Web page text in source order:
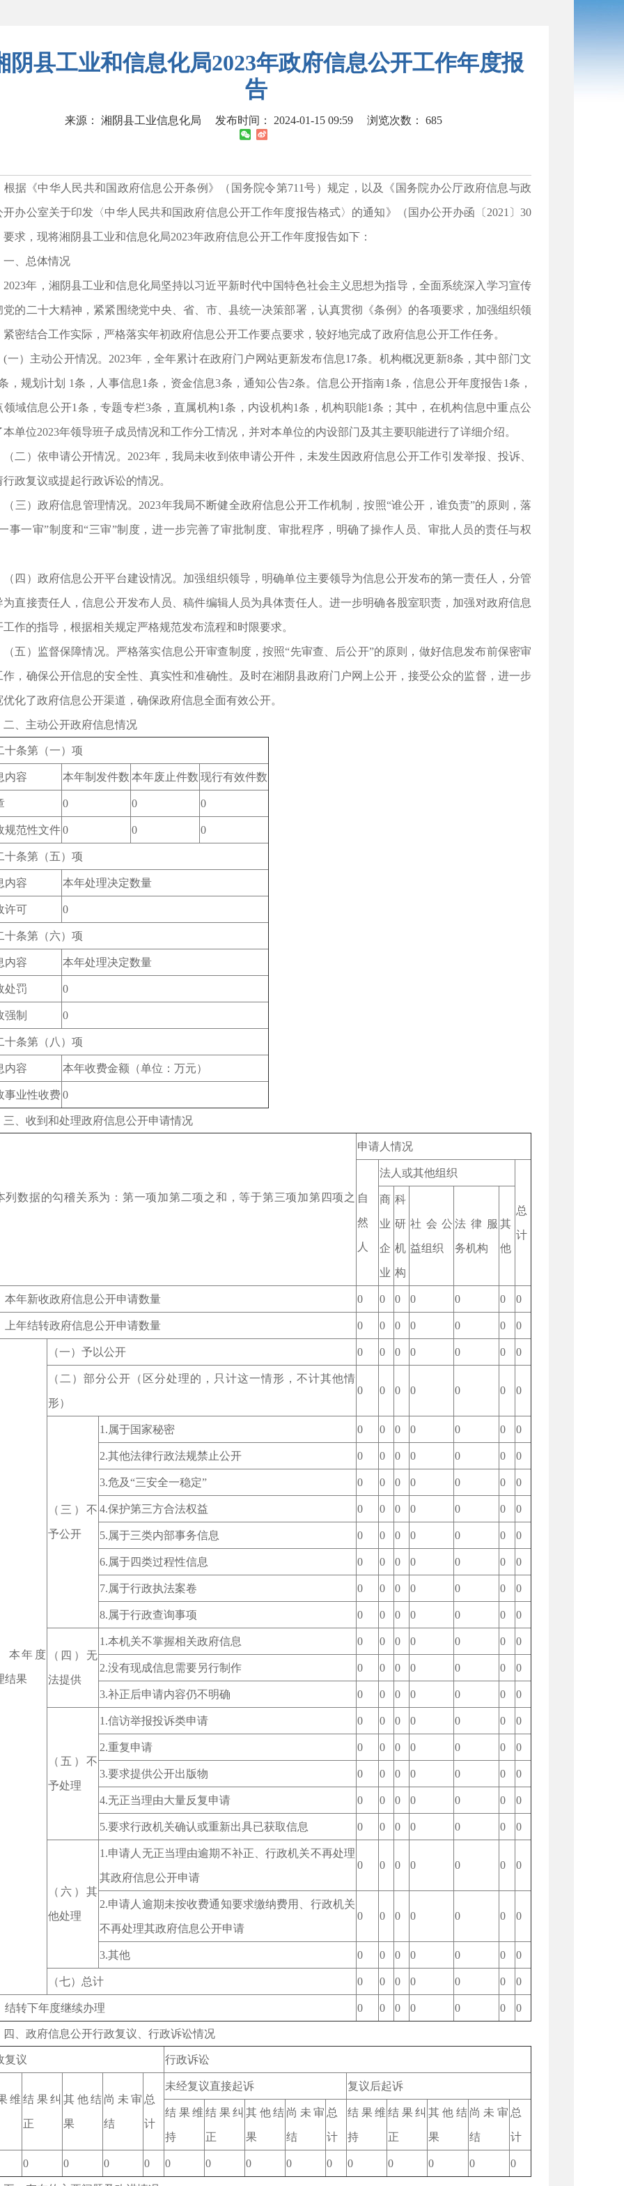
阴县工业和信息化局2023年政府信息公开工作年度报
告
来源： 湘阴县工业信息化局 发布时间： 2024-01-15 09:59 浏览次数： 685
《中华人民共和国政府信息公开条例》（国务院令第711号）规定，以及《国务院办公厅政府信息与政
开办公室关于印发〈中华人民共和国政府信息公开工作年度报告格式〉的通知》（国办公开办函〔2021〕30
要求，现将湘阴县工业和信息化局2023年政府信息公开工作年度报告如下：
总体情况
年，湘阴县工业和信息化局坚持以习近平新时代中国特色社会主义思想为指导，全面系统深入学习宣传
党的二十大精神，紧紧围绕党中央、省、市、县统一决策部署，认真贯彻《条例》的各项要求，加强组织领
紧密结合工作实际，严格落实年初政府信息公开工作要点要求，较好地完成了政府信息公开工作任务。
主动公开情况。2023年，全年累计在政府门户网站更新发布信息17条。机构概况更新8条，其中部门文
，规划计划 1条，人事信息1条，资金信息3条，通知公告2条。信息公开指南1条，信息公开年度报告1条，
领域信息公开1条，专题专栏3条，直属机构1条，内设机构1条，机构职能1条；其中，在机构信息中重点公
本单位2023年领导班子成员情况和工作分工情况，并对本单位的内设部门及其主要职能进行了详细介绍。
）依申请公开情况。2023年，我局未收到依申请公开件，未发生因政府信息公开工作引发举报、投诉、
行政复议或提起行政诉讼的情况。
）政府信息管理情况。2023年我局不断健全政府信息公开工作机制，按照“谁公开，谁负责”的原则，落
事一审”制度和“三审”制度，进一步完善了审批制度、审批程序，明确了操作人员、审批人员的责任与权
）政府信息公开平台建设情况。加强组织领导，明确单位主要领导为信息公开发布的第一责任人，分管
为直接责任人，信息公开发布人员、稿件编辑人员为具体责任人。进一步明确各股室职责，加强对政府信息
工作的指导，根据相关规定严格规范发布流程和时限要求。
）监督保障情况。严格落实信息公开审查制度，按照“先审查、后公开”的原则，做好信息发布前保密审
作，确保公开信息的安全性、真实性和准确性。及时在湘阴县政府门户网上公开，接受公众的监督，进一步
优化了政府信息公开渠道，确保政府信息全面有效公开。
主动公开政府信息情况
十条第（一）项
内容 本年制发件数 本年废止件数 现行有效件数
0 0 0
规范性文件0 0 0
十条第（五）项
内容 本年处理决定数量
许可 0
十条第（六）项
内容 本年处理决定数量
处罚 0
强制 0
十条第（八）项
内容 本年收费金额（单位：万元）
事业性收费0
收到和处理政府信息公开申请情况
列数据的勾稽关系为：第一项加第二项之和，等于第三项加第四项之
申请人情况
自
然
人
法人或其他组织
总
计
商
业
企
业
科
研
机
构
社会公
益组织
法律服
务机构
其
他
本年新收政府信息公开申请数量 0 0 0 0 0 0 0
上年结转政府信息公开申请数量 0 0 0 0 0 0 0
本年度
结果
（一）予以公开 0 0 0 0 0 0 0
（二）部分公开（区分处理的，只计这一情形，不计其他情
形）
0 0 0 0 0 0 0
（三）不
予公开
1.属于国家秘密 0 0 0 0 0 0 0
2.其他法律行政法规禁止公开 0 0 0 0 0 0 0
3.危及“三安全一稳定” 0 0 0 0 0 0 0
4.保护第三方合法权益 0 0 0 0 0 0 0
5.属于三类内部事务信息 0 0 0 0 0 0 0
6.属于四类过程性信息 0 0 0 0 0 0 0
7.属于行政执法案卷 0 0 0 0 0 0 0
8.属于行政查询事项 0 0 0 0 0 0 0
（四）无
法提供
1.本机关不掌握相关政府信息 0 0 0 0 0 0 0
2.没有现成信息需要另行制作 0 0 0 0 0 0 0
3.补正后申请内容仍不明确 0 0 0 0 0 0 0
（五）不
予处理
1.信访举报投诉类申请 0 0 0 0 0 0 0
2.重复申请 0 0 0 0 0 0 0
3.要求提供公开出版物 0 0 0 0 0 0 0
4.无正当理由大量反复申请 0 0 0 0 0 0 0
5.要求行政机关确认或重新出具已获取信息 0 0 0 0 0 0 0
（六）其
他处理
1.申请人无正当理由逾期不补正、行政机关不再处理
其政府信息公开申请
0 0 0 0 0 0 0
2.申请人逾期未按收费通知要求缴纳费用、行政机关
不再处理其政府信息公开申请
0 0 0 0 0 0 0
3.其他 0 0 0 0 0 0 0
（七）总计 0 0 0 0 0 0 0
结转下年度继续办理 0 0 0 0 0 0 0
政府信息公开行政复议、行政诉讼情况
复议 行政诉讼
维 结果纠
正
其他结
果
尚未审
结
总
计
未经复议直接起诉 复议后起诉
结果维
持
结果纠
正
其他结
果
尚未审
结
总
计
结果维
持
结果纠
正
其他结
果
尚未审
结
总
计
0 0 0 0 0 0 0 0 0 0 0 0 0 0